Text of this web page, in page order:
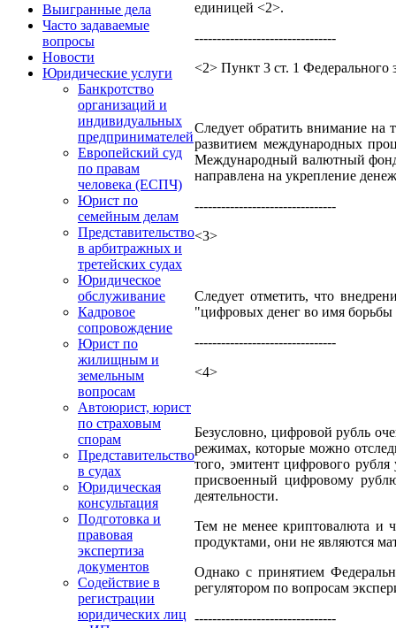
Выигранные дела
Часто задаваемые
вопросы
Новости
Юридические услуги
Банкротство
организаций и
индивидуальных
предпринимателей
Европейский суд
по правам
человека (ЕСПЧ)
Юрист по
семейным делам
Представительство
в арбитражных и
третейских судах
Юридическое
обслуживание
Кадровое
сопровождение
Юрист по
жилищным и
земельным
вопросам
Автоюрист, юрист
по страховым
спорам
Представительство
в судах
Юридическая
консультация
Подготовка и
правовая
экспертиза
документов
Содействие в
регистрации
юридических лиц
единицей <2>.
--------------------------------
<2> Пункт 3 ст. 1
Следует обратить внимание на
развитием международных
Международный валютный фонд
направлена на укрепление
--------------------------------
<3>
Следует отметить, что
"цифровых денег во имя борьбы
--------------------------------
<4>
Безусловно, цифровой рубль
режимах, которые можно
того, эмитент цифрового
присвоенный цифровому
деятельности.
Тем не менее криптовалюта и
продуктами, они не являются
Однако с принятием
регулятором по вопросам
--------------------------------